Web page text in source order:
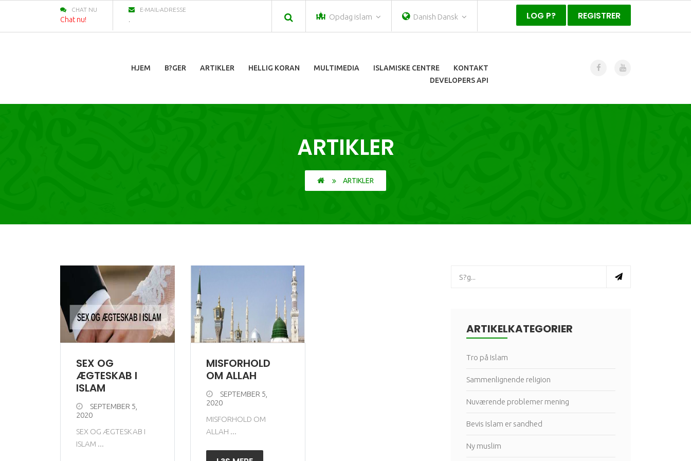
CHAT NU
Chat nu!
E-MAIL-ADRESSE
. Opdag islam Danish Dansk LOG P? REGISTRER
HJEM B?GER ARTIKLER HELLIG KORAN MULTIMEDIA ISLAMISKE CENTRE
KONTAKT
DEVELOPERS API
ARTIKLER
ARTIKLER
SEX OG
ÆGTESKAB I
ISLAM
SEPTEMBER 5,
2020
SEX OG ÆGTESKAB I
ISLAM ...
MISFORHOLD
OM ALLAH
SEPTEMBER 5,
2020
MISFORHOLD OM
ALLAH ...
ARTIKELKATEGORIER
Tro på Islam
Sammenlignende religion
Nuværende problemer mening
Bevis Islam er sandhed
Ny muslim